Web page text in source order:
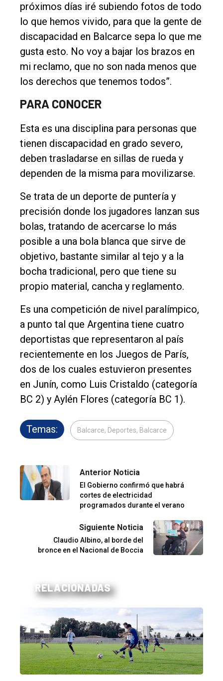
próximos días iré subiendo fotos de todo
lo que hemos vivido, para que la gente de
discapacidad en Balcarce sepa lo que me
gusta esto. No voy a bajar los brazos en
mi reclamo, que no son nada menos que
los derechos que tenemos todos”.
PARA CONOCER
Esta es una disciplina para personas que
tienen discapacidad en grado severo,
deben trasladarse en sillas de rueda y
dependen de la misma para movilizarse.
Se trata de un deporte de puntería y
precisión donde los jugadores lanzan sus
bolas, tratando de acercarse lo más
posible a una bola blanca que sirve de
objetivo, bastante similar al tejo y a la
bocha tradicional, pero que tiene su
propio material, cancha y reglamento.
Es una competición de nivel paralímpico,
a punto tal que Argentina tiene cuatro
deportistas que representaron al país
recientemente en los Juegos de París,
dos de los cuales estuvieron presentes
en Junín, como Luis Cristaldo (categoría
BC 2) y Aylén Flores (categoría BC 1).
Temas: Balcarce, Deportes, Balcarce
Anterior Noticia
El Gobierno confirmó que habrá
cortes de electricidad
programados durante el verano
Siguiente Noticia
Claudio Albino, al borde del
bronce en el Nacional de Boccia
RELACIONADAS